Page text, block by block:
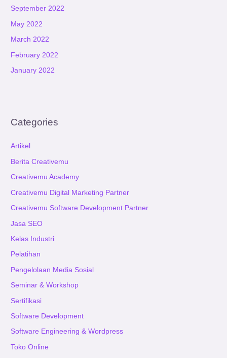
September 2022
May 2022
March 2022
February 2022
January 2022
Categories
Artikel
Berita Creativemu
Creativemu Academy
Creativemu Digital Marketing Partner
Creativemu Software Development Partner
Jasa SEO
Kelas Industri
Pelatihan
Pengelolaan Media Sosial
Seminar & Workshop
Sertifikasi
Software Development
Software Engineering & Wordpress
Toko Online